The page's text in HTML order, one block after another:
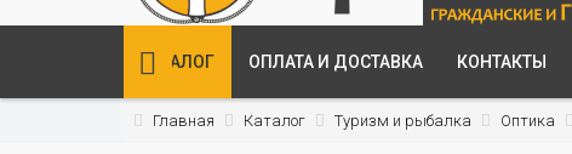
КАТАЛОГ ОПЛАТА И ДОСТАВКА КОНТАКТЫ
Главная Каталог Туризм и рыбалка Оптика